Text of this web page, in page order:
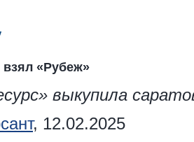
взял «Рубеж»
выкупила
, 12.02.2025